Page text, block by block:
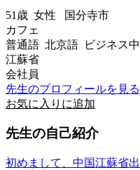
51歳 女性 国分寺市
カフェ
普通語 北京語 ビジネス
江蘇省
会社員
先生のプロフィールを見る
お気に入りに追加
先生の自己紹介
初めまして、中国江蘇省